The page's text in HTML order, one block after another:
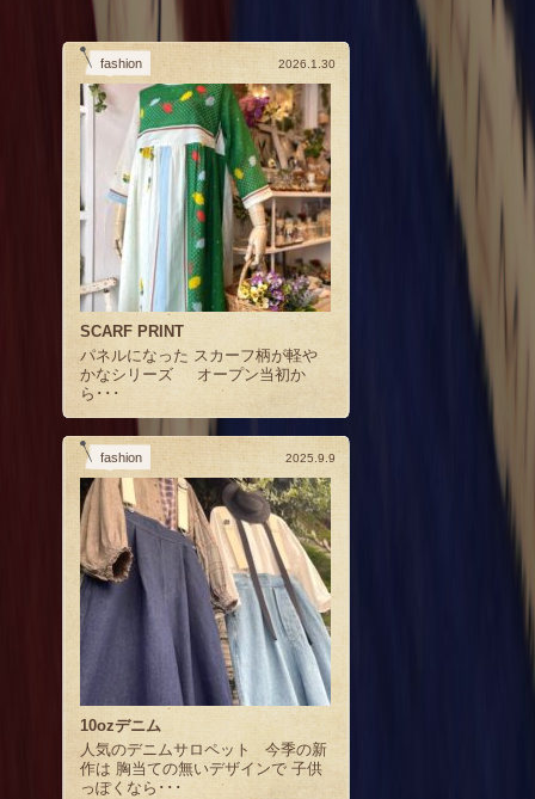
fashion 2026.1.30
SCARF PRINT
パネルになった スカーフ柄が軽や
かなシリーズ オープン当初か
ら･･･
fashion 2025.9.9
10ozデニム
人気のデニムサロペット 今季の新
作は 胸当ての無いデザインで 子供
っぽくなら･･･